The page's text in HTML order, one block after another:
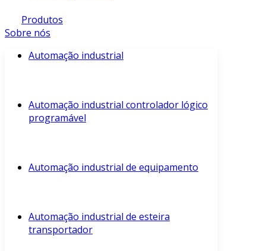
Produtos
Sobre nós
Automação industrial
Automação industrial controlador lógico
programável
Automação industrial de equipamento
Automação industrial de esteira
transportador